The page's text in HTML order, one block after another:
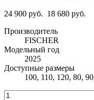
24 900 руб. 18 680 руб.
Производитель
FISCHER
Модельный год
2025
Доступные размеры
100, 110, 120, 80, 90